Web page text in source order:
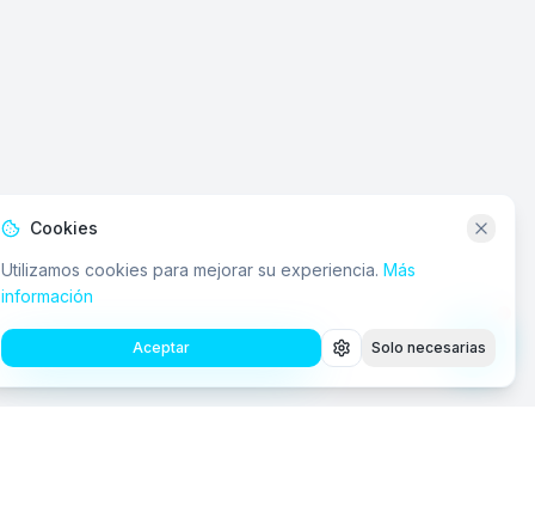
Cookies
Utilizamos cookies para mejorar su experiencia. Más
información
Aceptar Solo necesarias